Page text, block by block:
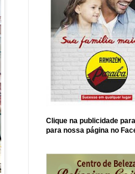
Clique na publicidade
para nossa página no